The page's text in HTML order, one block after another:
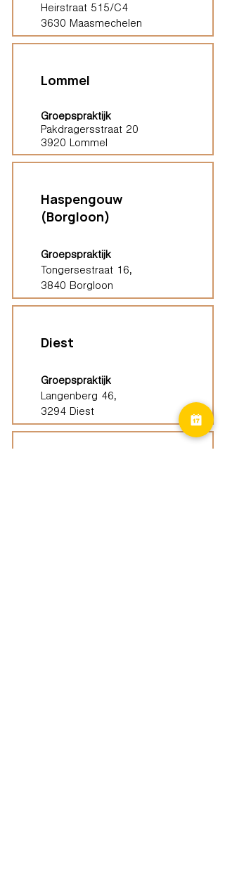
Heirstraat 515/C4
3630 Maasmechelen
Lommel
Groepspraktijk
Pakdragersstraat 20
3920 Lommel
Haspengouw
(Borgloon)
Groepspraktijk
Tongersestraat 16,
3840 Borgloon
Diest
Groepspraktijk
Langenberg 46,
3294 Diest